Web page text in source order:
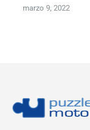
marzo 9, 2022